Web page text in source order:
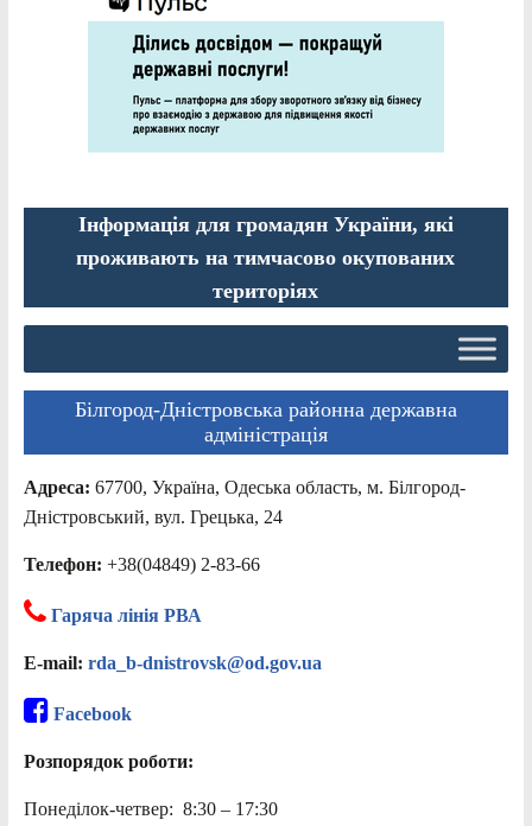
Інформація для громадян України, які
проживають на тимчасово окупованих
територіях
Білгород-Дністровська районна державна
адміністрація
Адреса: 67700, Україна, Одеська область, м. Білгород-
Дністровський, вул. Грецька, 24
Телефон: +38(04849) 2-83-66
Гаряча лінія РВА
E-mail: rda_b-dnistrovsk@od.gov.ua
Facebook
Розпорядок роботи:
Понеділок-четвер: 8:30 – 17:30